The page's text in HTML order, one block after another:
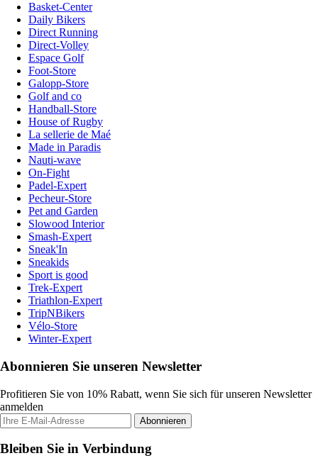
Basket-Center
Daily Bikers
Direct Running
Direct-Volley
Espace Golf
Foot-Store
Galopp-Store
Golf and co
Handball-Store
House of Rugby
La sellerie de Maé
Made in Paradis
Nauti-wave
On-Fight
Padel-Expert
Pecheur-Store
Pet and Garden
Slowood Interior
Smash-Expert
Sneak'In
Sneakids
Sport is good
Trek-Expert
Triathlon-Expert
TripNBikers
Vélo-Store
Winter-Expert
Abonnieren Sie unseren Newsletter
Profitieren Sie von 10% Rabatt, wenn Sie sich für unseren Newsletter
anmelden
Abonnieren
Bleiben Sie in Verbindung